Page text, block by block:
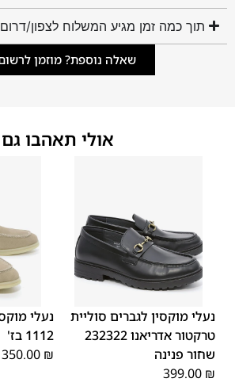
תוך כמה זמן מגיע המשלוח לצפון/
שאלה נוספת? מוזמן
אולי תאהבו גם
39
40
41
42
43
נעלי מוקסין לגברים סוליית
טרקטור אדריאנו 232322
שחור פנינה
399.00 ₪
40
נעלי
1112 בז'
350.00 ₪